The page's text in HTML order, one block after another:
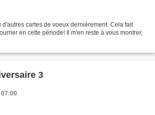
d'autres cartes de voeux dernièrement. Cela fait
en cette période! Il m'en reste à vous montrer,
3
07:00